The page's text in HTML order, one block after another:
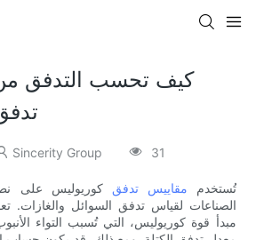
كيف تحسب التدفق
Sincerity Group 31
تُستخدم مقاييس تدفق كوريوليس على
الصناعات لقياس تدفق السوائل والغازات.
مبدأ قوة كوريوليس، التي تُسبب التواء